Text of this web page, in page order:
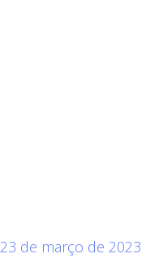
23 de março de 2023